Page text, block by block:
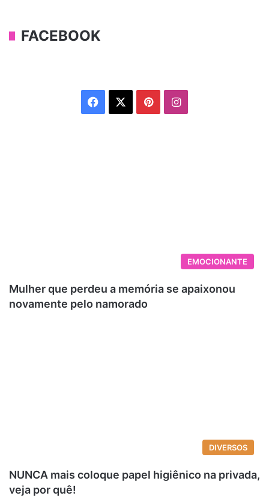
FACEBOOK
Facebook PinterestInstagram
EMOCIONANTE
Mulher que perdeu a memória se apaixonou
novamente pelo namorado
DIVERSOS
NUNCA mais coloque papel higiênico na privada,
veja por quê!